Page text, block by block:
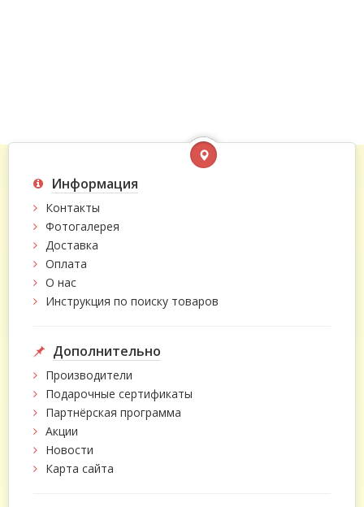
Информация
Контакты
Фотогалерея
Доставка
Оплата
О нас
Инструкция по поиску товаров
Дополнительно
Производители
Подарочные сертификаты
Партнёрская программа
Акции
Новости
Карта сайта